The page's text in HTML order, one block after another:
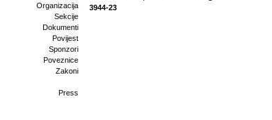
Organizacija
Sekcije
Dokumenti
Povijest
Sponzori
Poveznice
Zakoni
Press
3944-23